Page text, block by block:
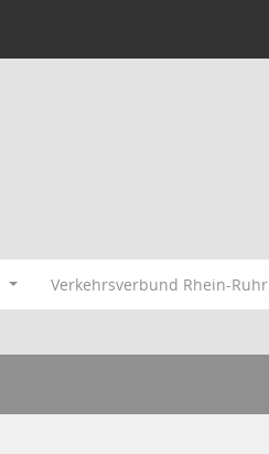
Verkehrsverbund Rhein-Ruhr